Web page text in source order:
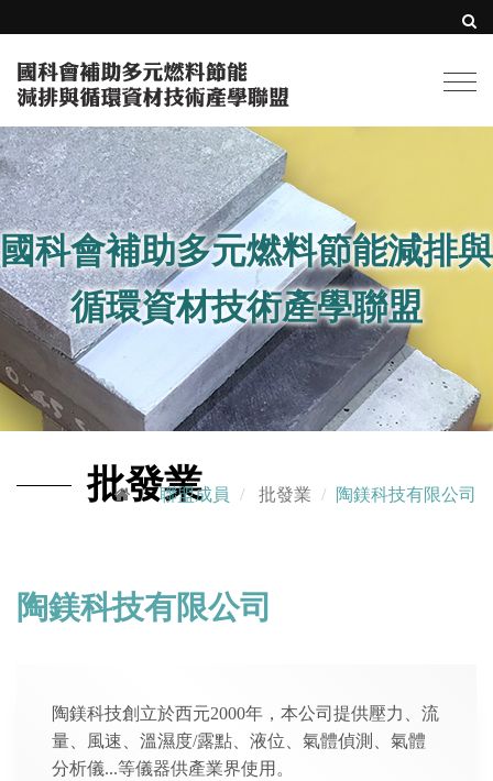
國科會補助多元燃料節能減排與
循環資材技術產學聯盟
批發業
聯盟成員 批發業 陶鎂科技有限公司
陶鎂科技有限公司
陶鎂科技創立於西元2000年，本公司提供壓力、流
量、風速、溫濕度/露點、液位、氣體偵測、氣體
分析儀...等儀器供產業界使用。